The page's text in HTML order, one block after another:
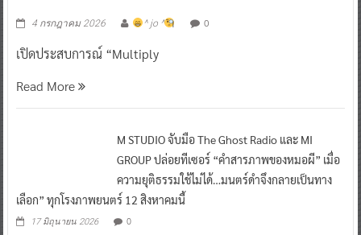
4 กรกฎาคม 2026 ^ jo ^ 0
เปิดประสบการณ์ “Multiply
Read More
M STUDIO จับมือ The Ghost Radio และ MI
GROUP ปล่อยทีเซอร์ “คำสารภาพของหมอผี” เมื่อ
ความยุติธรรมใช้ไม่ได้…มนตร์ดำจึงกลายเป็นทาง
เลือก” ทุกโรงภาพยนตร์ 12 สิงหาคมนี้
17 มิถุนายน 2026 0